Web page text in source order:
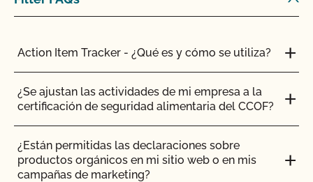
Action Item Tracker - ¿Qué es y cómo se utiliza?
¿Se ajustan las actividades de mi empresa a la
certificación de seguridad alimentaria del CCOF?
¿Están permitidas las declaraciones sobre
productos orgánicos en mi sitio web o en mis
campañas de marketing?